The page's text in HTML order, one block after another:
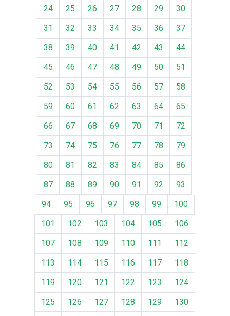
24
25 26 27 28 29
30
31
32 33 34 35 36
37
38
39 40 41 42 43
44
45
46 47 48 49 50
51
52
53 54 55 56 57
58
59
60 61 62 63 64
65
66
67 68 69 70 71
72
73
74 75 76 77 78
79
80
81 82 83 84 85
86
87
88 89 90 91 92
93
94
95 96 97 98 99
100
101
102 103 104 105
106
107
108 109 110 111
112
113
114 115 116 117
118
119
120 121 122 123
124
125
126 127 128 129
130